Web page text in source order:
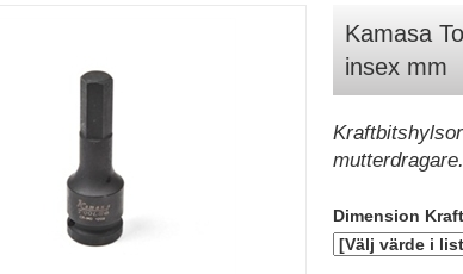
Kamasa
insex mm
Dimension